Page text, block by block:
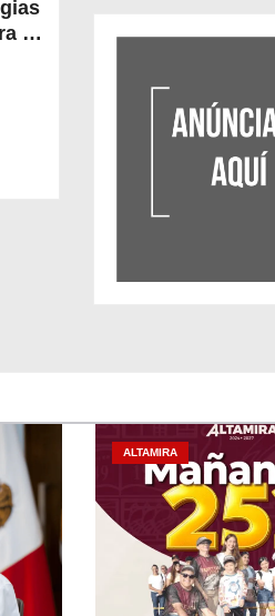
la
ALTAMIRA